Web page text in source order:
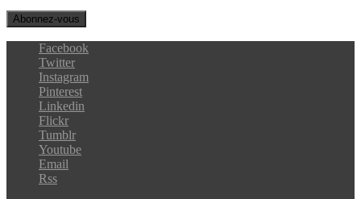
Facebook
Twitter
Instagram
Pinterest
Linkedin
Flickr
Tumblr
Youtube
Email
Rss